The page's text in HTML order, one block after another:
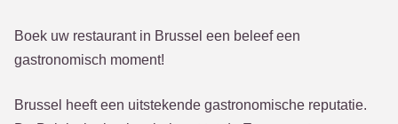
Boek uw restaurant in Brussel een beleef een
gastronomisch moment!
Brussel heeft een uitstekende gastronomische reputatie.